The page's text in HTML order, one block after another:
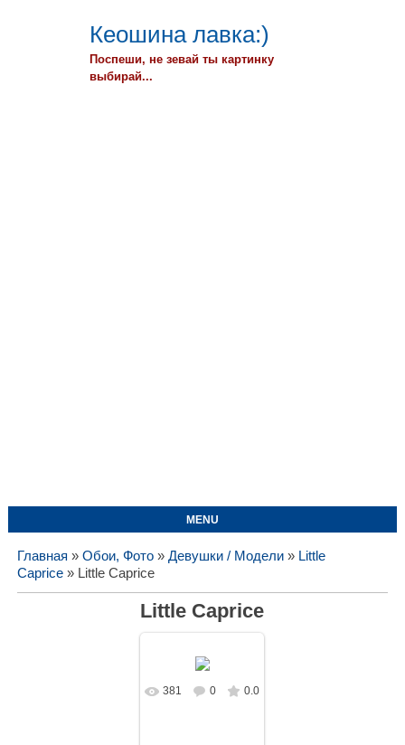
Кеошина лавка:)
Поспеши, не зевай ты картинку
выбирай...
MENU
Главная » Обои, Фото» Девушки / Модели» Little
Caprice» Little Caprice
Little Caprice
В реальном
381 0 0.0